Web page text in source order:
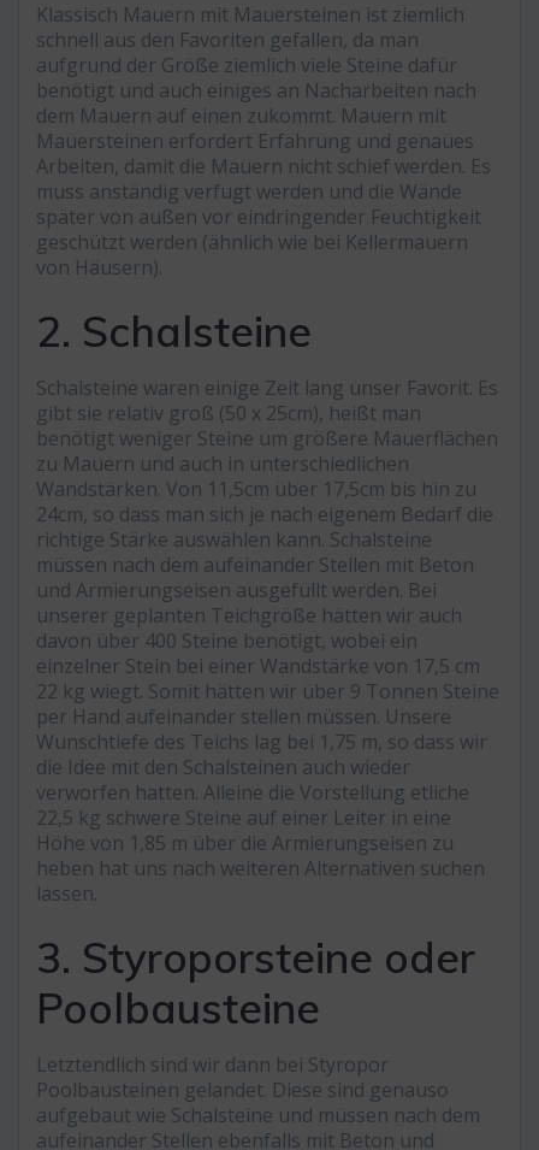
Klassisch Mauern mit Mauersteinen ist ziemlich
schnell aus den Favoriten gefallen, da man
aufgrund der Größe ziemlich viele Steine dafür
benötigt und auch einiges an Nacharbeiten nach
dem Mauern auf einen zukommt. Mauern mit
Mauersteinen erfordert Erfahrung und genaues
Arbeiten, damit die Mauern nicht schief werden. Es
muss anständig verfugt werden und die Wände
später von außen vor eindringender Feuchtigkeit
geschützt werden (ähnlich wie bei Kellermauern
von Häusern).
2. Schalsteine
Schalsteine waren einige Zeit lang unser Favorit. Es
gibt sie relativ groß (50 x 25cm), heißt man
benötigt weniger Steine um größere Mauerflächen
zu Mauern und auch in unterschiedlichen
Wandstärken. Von 11,5cm über 17,5cm bis hin zu
24cm, so dass man sich je nach eigenem Bedarf die
richtige Stärke auswählen kann. Schalsteine
müssen nach dem aufeinander Stellen mit Beton
und Armierungseisen ausgefüllt werden. Bei
unserer geplanten Teichgröße hätten wir auch
davon über 400 Steine benötigt, wobei ein
einzelner Stein bei einer Wandstärke von 17,5 cm
22 kg wiegt. Somit hätten wir über 9 Tonnen Steine
per Hand aufeinander stellen müssen. Unsere
Wunschtiefe des Teichs lag bei 1,75 m, so dass wir
die Idee mit den Schalsteinen auch wieder
verworfen hatten. Alleine die Vorstellung etliche
22,5 kg schwere Steine auf einer Leiter in eine
Höhe von 1,85 m über die Armierungseisen zu
heben hat uns nach weiteren Alternativen suchen
lassen.
3. Styroporsteine oder
Poolbausteine
Letztendlich sind wir dann bei Styropor
Poolbausteinen gelandet. Diese sind genauso
aufgebaut wie Schalsteine und müssen nach dem
aufeinander Stellen ebenfalls mit Beton und